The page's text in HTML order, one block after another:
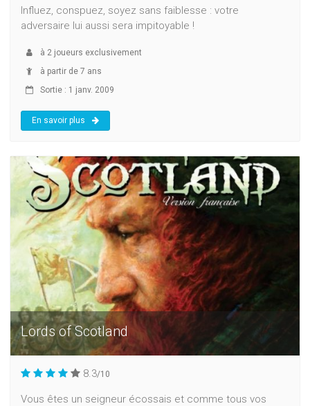
Influez, conspuez, soyez sans faiblesse : votre
adversaire lui aussi sera impitoyable !
à 2 joueurs exclusivement
à partir de 7 ans
Sortie : 1 janv. 2009
En savoir plus
Lords of Scotland
8.3/10
Vous êtes un seigneur écossais et comme tous vos